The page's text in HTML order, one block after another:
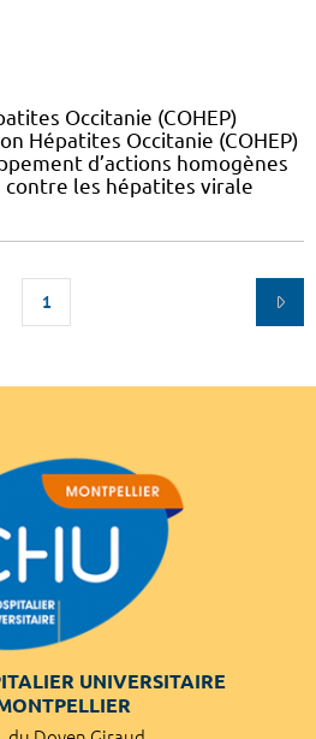
Occitanie (COHEP)
Hépatites Occitanie (COHEP)
d’actions homogènes
les hépatites virale
1
UNIVERSITAIRE